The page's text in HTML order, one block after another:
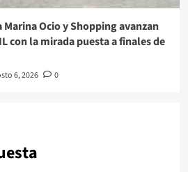
Marina Ocio y Shopping avanzan
con la mirada puesta a finales de
6, 2026 0